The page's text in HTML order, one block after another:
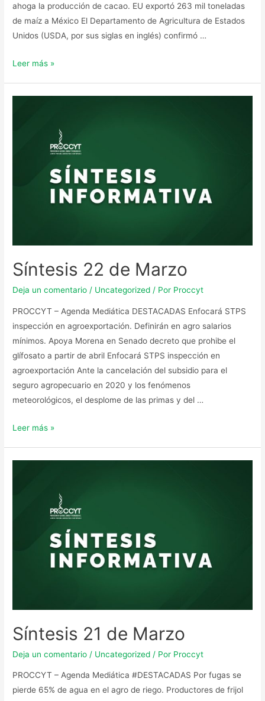
ahoga la producción de cacao. EU exportó 263 mil toneladas
de maíz a México El Departamento de Agricultura de Estados
Unidos (USDA, por sus siglas en inglés) confirmó …
Leer más »
Síntesis 22 de Marzo
Deja un comentario / Uncategorized / Por Proccyt
PROCCYT – Agenda Mediática DESTACADAS Enfocará STPS
inspección en agroexportación. Definirán en agro salarios
mínimos. Apoya Morena en Senado decreto que prohibe el
glífosato a partir de abril Enfocará STPS inspección en
agroexportación Ante la cancelación del subsidio para el
seguro agropecuario en 2020 y los fenómenos
meteorológicos, el desplome de las primas y del …
Leer más »
Síntesis 21 de Marzo
Deja un comentario / Uncategorized / Por Proccyt
PROCCYT – Agenda Mediática #DESTACADAS Por fugas se
pierde 65% de agua en el agro de riego. Productores de frijol